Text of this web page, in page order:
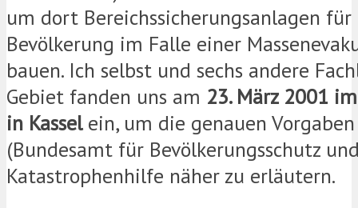
um dort Bereichssicherungsanlagen für
Bevölkerung im Falle einer
bauen. Ich selbst und sechs andere
Gebiet fanden uns am 23. März 2001
in Kasselein, um die genauen Vorgaben
(Bundesamt für Bevölkerungsschutz
Katastrophenhilfe näher zu erläutern.